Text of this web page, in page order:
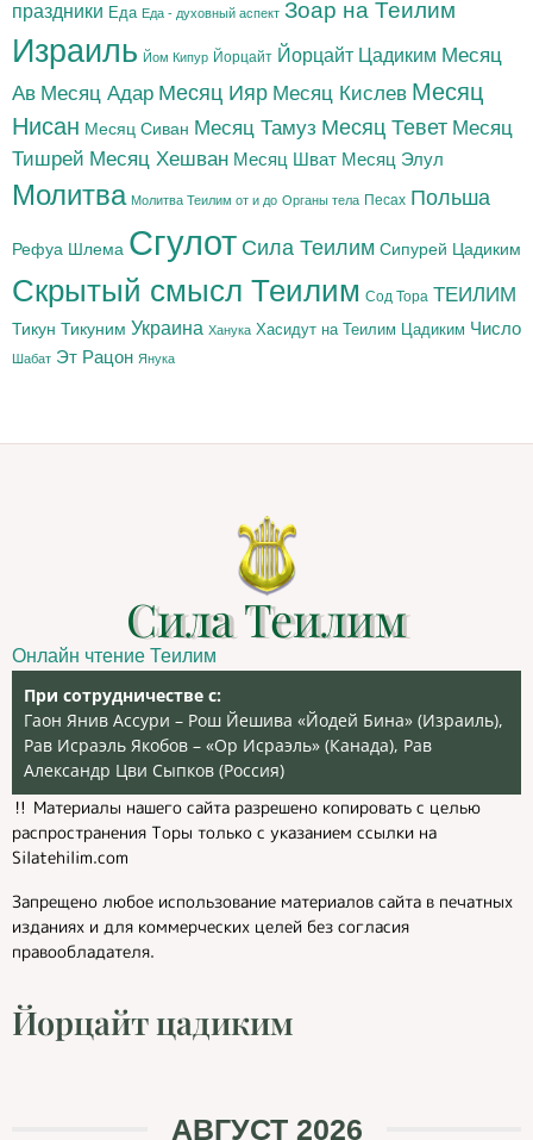
праздники Еда Еда - духовный аспект Зоар на Теилим
Израиль Йом Кипур Йорцайт Йорцайт Цадиким Месяц
Ав Месяц Адар Месяц Ияр Месяц Кислев Месяц
Нисан Месяц Сиван Месяц Тамуз Месяц Тевет Месяц
Тишрей Месяц Хешван Месяц Шват Месяц Элул
Молитва Молитва Теилим от и до Органы тела Песах Польша
Рефуа Шлема Сгулот Сила Теилим Сипурей Цадиким
Скрытый смысл Теилим Сод Тора ТЕИЛИМ
Тикун Тикуним Украина Ханука Хасидут на Теилим Цадиким Число
Шабат Эт Рацон Янука
Сила Теилим
Онлайн чтение Теилим
При сотрудничестве с:
Гаон Янив Ассури – Рош Йешива «Йодей Бина» (Израиль),
Рав Исраэль Якобов – «Ор Исраэль» (Канада), Рав
Александр Цви Сыпков (Россия)
‼️ Материалы нашего сайта разрешено копировать с целью
распространения Торы только с указанием ссылки на
Silatehilim.com
Запрещено любое использование материалов сайта в печатных
изданиях и для коммерческих целей без согласия
правообладателя.
Йорцайт цадиким
АВГУСТ 2026